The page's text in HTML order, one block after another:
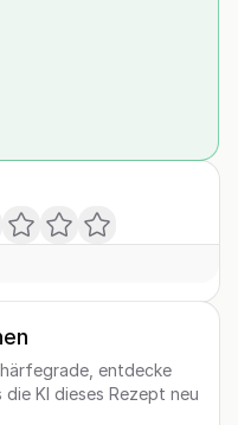
entdecke
KI dieses Rezept neu